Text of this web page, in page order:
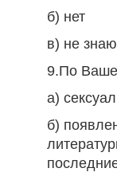
б) нет
в) не знаю
9.По
а)
б)